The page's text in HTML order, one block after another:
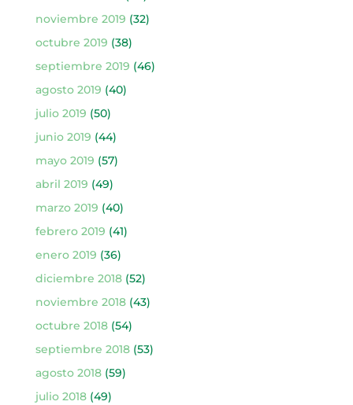
noviembre 2019 (32)
octubre 2019 (38)
septiembre 2019 (46)
agosto 2019 (40)
julio 2019 (50)
junio 2019 (44)
mayo 2019 (57)
abril 2019 (49)
marzo 2019 (40)
febrero 2019 (41)
enero 2019 (36)
diciembre 2018(52)
noviembre 2018(43)
octubre 2018(54)
septiembre 2018(53)
agosto 2018(59)
julio 2018(49)